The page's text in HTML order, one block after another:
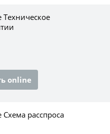
Техническое
online
расспроса